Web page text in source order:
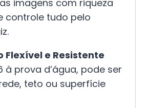
imagens com riqueza
controle tudo pelo
Flexível e Resistente
à prova d’água, pode ser
teto ou superfície